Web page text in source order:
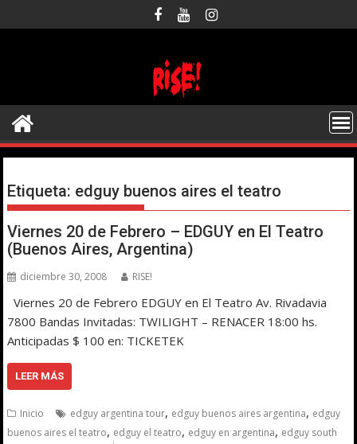
al
Etiqueta: edguy buenos aires el teatro
Viernes 20 de Febrero – EDGUY en El Teatro
(Buenos Aires, Argentina)
diciembre 30, 2008 RISE!
Viernes 20 de Febrero EDGUY en El Teatro Av. Rivadavia
7800 Bandas Invitadas: TWILIGHT – RENACER 18:00 hs.
Anticipadas $ 100 en: TICKETEK
LEER MÁS
Inicio edguy argentina tour, edguy buenos aires argentina, edguy
buenos aires el teatro, edguy el teatro, edguy en argentina, edguy south